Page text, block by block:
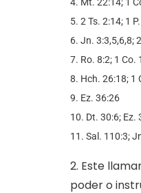
5. 2 Ts. 2:14; 1
6. Jn. 3:3,5,6,8;
7. Ro. 8:2; 1 Co.
8. Hch. 26:18; 1
9. Ez. 36:26
10. Dt. 30:6; Ez.
11. Sal. 110:3;
2. Este
poder o